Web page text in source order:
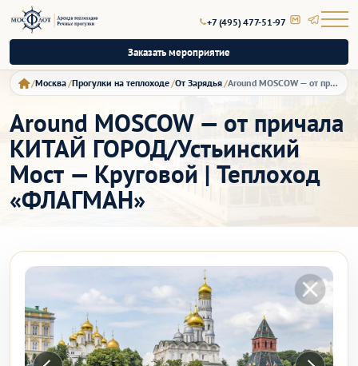
+7 (495) 477-51-97
Заказать мероприятие
Москва Прогулки на теплоходе От Зарядья Around MOSCOW — от причала КИТАЙ ГОРОД/Устьинский Мост — Круговой | Теплоход «ФЛАГМАН»
Around MOSCOW — от причала
КИТАЙ ГОРОД/Устьинский
Мост — Круговой | Теплоход
«ФЛАГМАН»